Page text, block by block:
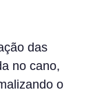
das
no cano,
o